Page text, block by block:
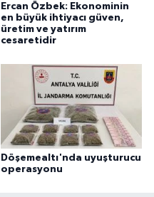
Ercan Özbek: Ekonominin
en büyük ihtiyacı güven,
üretim ve yatırım
cesaretidir
Döşemealtı'nda uyuşturucu
operasyonu